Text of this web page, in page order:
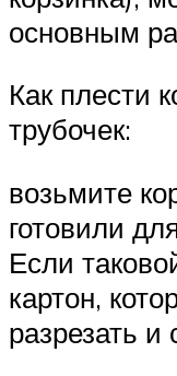
основным
Как плести
трубочек:
возьмите
готовили
Если
картон,
разрезать и